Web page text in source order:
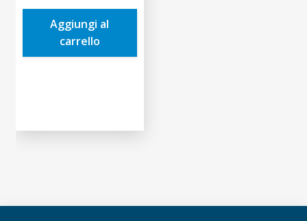
era:
4,00€.
è:
Aggiungi al
carrello